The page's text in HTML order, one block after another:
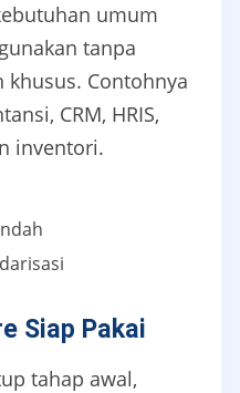
umum
tanpa
khusus. Contohnya
CRM, HRIS,
inventori.
Siap Pakai
tahap awal,